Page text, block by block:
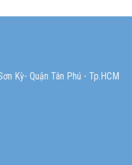
Kỳ- Quận Tân Phú - Tp.HCM